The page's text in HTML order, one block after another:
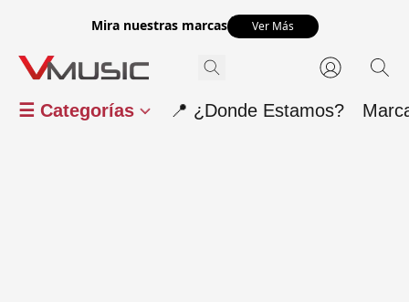
Mira nuestras marcas Ver Más
☰ Categorías 📍 ¿Donde Estamos?